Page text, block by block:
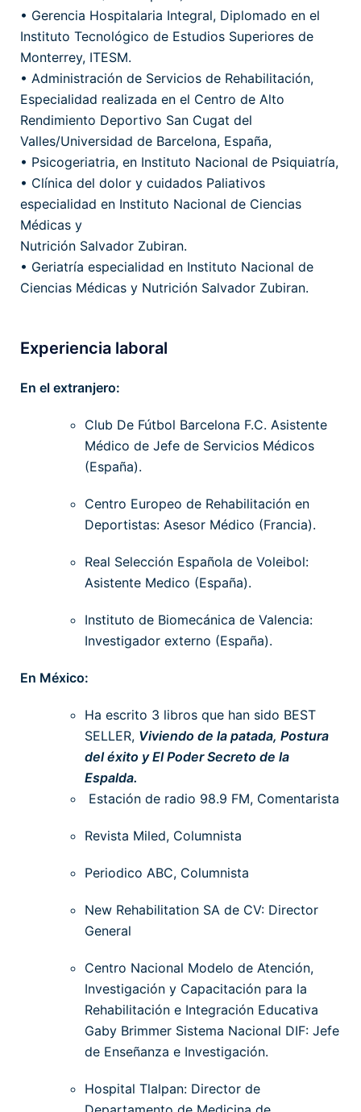
• Gerencia Hospitalaria Integral, Diplomado en el
Instituto Tecnológico de Estudios Superiores de
Monterrey, ITESM.
• Administración de Servicios de Rehabilitación,
Especialidad realizada en el Centro de Alto
Rendimiento Deportivo San Cugat del
Valles/Universidad de Barcelona, España,
• Psicogeriatria, en Instituto Nacional de Psiquiatría,
• Clínica del dolor y cuidados Paliativos
especialidad en Instituto Nacional de Ciencias
Médicas y
Nutrición Salvador Zubiran.
• Geriatría especialidad en Instituto Nacional de
Ciencias Médicas y Nutrición Salvador Zubiran.
Experiencia laboral
En el extranjero:
Club De Fútbol Barcelona F.C. Asistente
Médico de Jefe de Servicios Médicos
(España).
Centro Europeo de Rehabilitación en
Deportistas: Asesor Médico (Francia).
Real Selección Española de Voleibol:
Asistente Medico (España).
Instituto de Biomecánica de Valencia:
Investigador externo (España).
En México:
Ha escrito 3 libros que han sido BEST
SELLER, Viviendo de la patada, Postura
del éxito y El Poder Secreto de la
Espalda.
Estación de radio 98.9 FM, Comentarista
Revista Miled, Columnista
Periodico ABC, Columnista
New Rehabilitation SA de CV: Director
General
Centro Nacional Modelo de Atención,
Investigación y Capacitación para la
Rehabilitación e Integración Educativa
Gaby Brimmer Sistema Nacional DIF: Jefe
de Enseñanza e Investigación.
Hospital Tlalpan: Director de